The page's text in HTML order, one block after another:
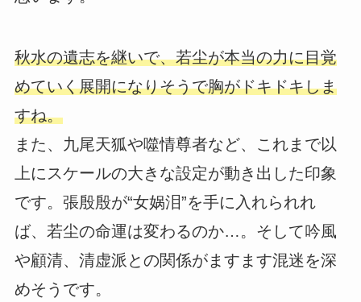
秋水の遺志を継いで、若尘が本当の力に目覚
めていく展開になりそうで胸がドキドキしま
すね。
また、九尾天狐や噬情尊者など、これまで以
上にスケールの大きな設定が動き出した印象
です。張殷殷が“女娲泪”を手に入れられれ
ば、若尘の命運は変わるのか…。そして吟風
や顧清、清虚派との関係がますます混迷を深
めそうです。